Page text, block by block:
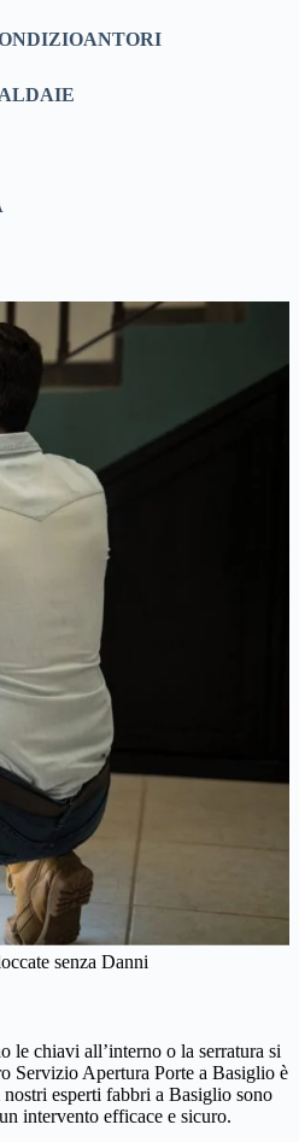
senza Danni
le chiavi all’interno o la serratura si
Servizio Apertura Porte a Basiglio è
esperti fabbri a Basiglio sono
intervento efficace e sicuro.